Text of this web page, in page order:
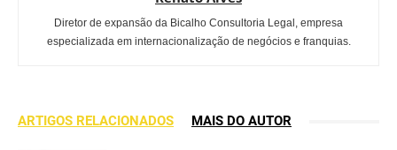
Diretor de expansão da Bicalho Consultoria Legal, empresa
especializada em internacionalização de negócios e franquias.
ARTIGOS RELACIONADOS MAIS DO AUTOR